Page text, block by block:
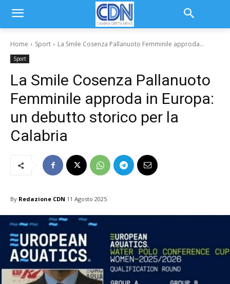
Home Sport La Smile Cosenza Pallanuoto Femminile approda...
Sport
La Smile Cosenza Pallanuoto
Femminile approda in Europa:
un debutto storico per la
Calabria
By Redazione CDN 11 Agosto 2025